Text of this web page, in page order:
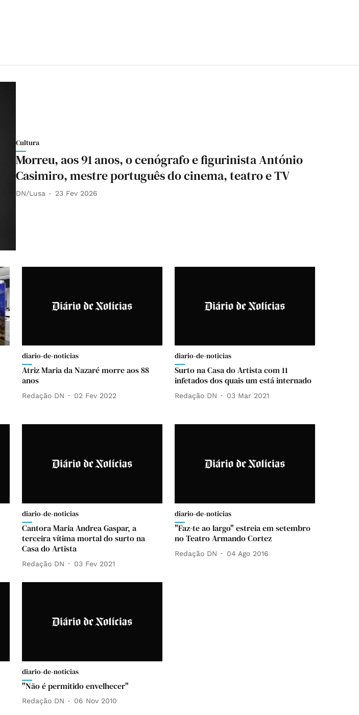
Cultura
Morreu, aos 91 anos, o cenógrafo e figurinista António
Casimiro, mestre português do cinema, teatro e TV
DN/Lusa 23 Fev 2026
diario-de-noticias
Atriz Maria da Nazaré morre aos 88
anos
Redação DN 02 Fev 2022
diario-de-noticias
Surto na Casa do Artista com 11
infetados dos quais um está internado
Redação DN 03 Mar 2021
diario-de-noticias
Cantora Maria Andrea Gaspar, a
terceira vítima mortal do surto na
Casa do Artista
Redação DN 03 Fev 2021
diario-de-noticias
"Faz-te ao largo" estreia em setembro
no Teatro Armando Cortez
Redação DN 04 Ago 2016
diario-de-noticias
"Não é permitido envelhecer"
Redação DN 06 Nov 2010